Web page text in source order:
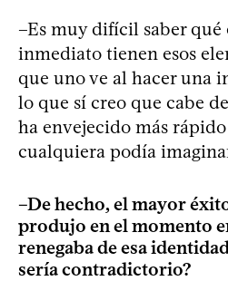
–Es muy difícil saber
inmediato tienen esos
que uno ve al hacer una
lo que sí creo que cabe
ha envejecido más
cualquiera podía
–De hecho, el mayor
produjo en el momento
renegaba de esa
sería contradictorio?